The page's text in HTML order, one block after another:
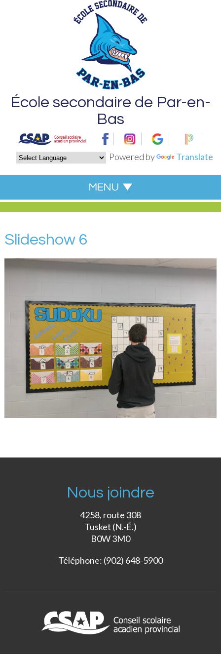
Powered by Translate
École secondaire de Par-en-
Bas
Slideshow 6
Nous joindre
4258, route 308
Tusket (N.-É.)
B0W 3M0
Téléphone: (902) 648-5900